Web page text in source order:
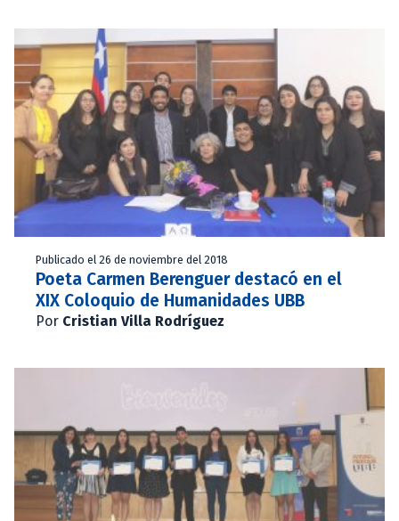
Publicado el 26 de noviembre del 2018
Poeta Carmen Berenguer destacó en el
XIX Coloquio de Humanidades UBB
Por Cristian Villa Rodríguez